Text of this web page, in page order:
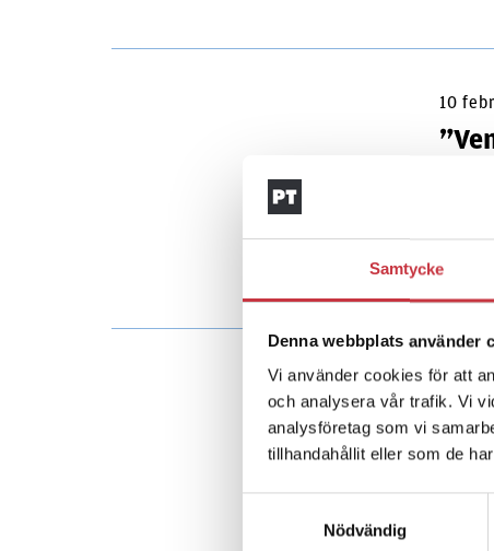
Samtycke
Denna webbplats använder
Vi använder cookies för att
och analysera vår trafik. Vi
analysföretag som vi
tillhandahållit eller som de
Nödvändig
10
7 juni
Aktuellt
som